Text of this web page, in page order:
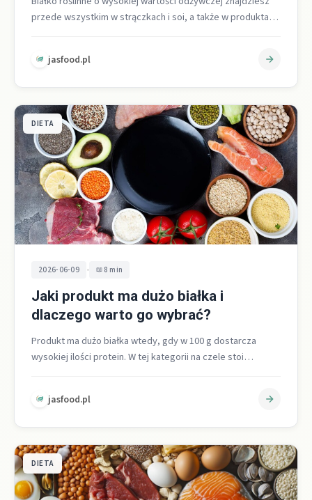
przede wszystkim w strączkach i soi, a także w produktach
jasfood.pl
DIETA
2026-06-09 • 8 min
Jaki produkt ma dużo białka i
dlaczego warto go wybrać?
Produkt ma dużo białka wtedy, gdy w 100 g dostarcza
wysokiej ilości protein. W tej kategorii na czele stoi
jasfood.pl
DIETA